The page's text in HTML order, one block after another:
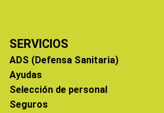
SERVICIOS
ADS (Defensa Sanitaria)
Ayudas
Selección de personal
Seguros